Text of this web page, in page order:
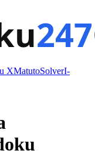
XMatutoSolverI-